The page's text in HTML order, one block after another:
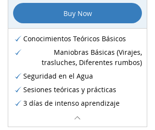
Buy Now
Conocimientos Teóricos Básicos
Maniobras Básicas (Virajes,
trasluches, Diferentes rumbos)
Seguridad en el Agua
Sesiones teóricas y prácticas
3 días de intenso aprendizaje